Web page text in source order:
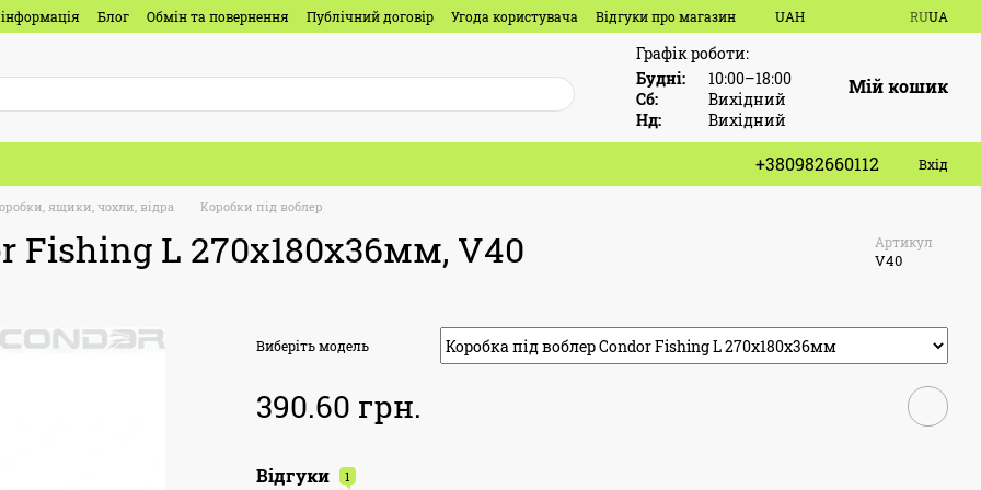
Блог Обмін та повернення Публічний договір Угода користувача Відгуки про магазин UAH RUUA
Графік роботи:
Будні:
10:00–18:00
Сб:
Вихідний
Нд:
Вихідний
Мій кошик
+380982660112 Вхід
ящики, чохли, відра Коробки під воблер
Fishing L 270х180х36мм, V40 Артикул
V40
Виберіть модель
390.60 грн.
Відгуки 1